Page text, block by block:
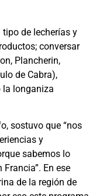
de lecherías y
conversar
Plancherin,
de Cabra),
la longaniza
sostuvo que “nos
y
sabemos lo
En ese
de la región de